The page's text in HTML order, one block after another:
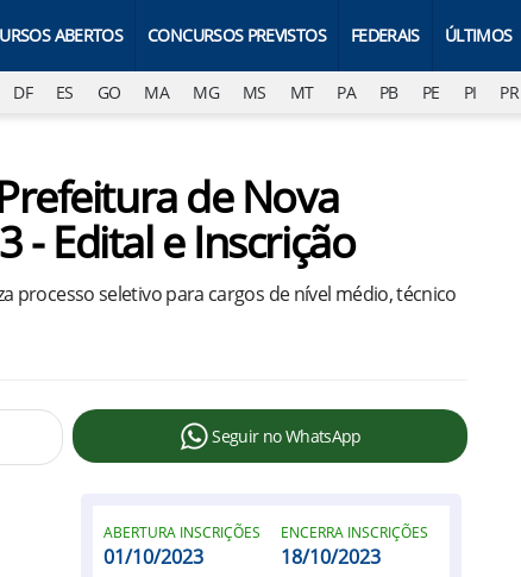
ABERTOS CONCURSOS PREVISTOS FEDERAIS ÚLTIMOS
DF ES GO MA MG MS MT PA PB PE PI PR
de Nova
- Edital e Inscrição
processo seletivo para cargos de nível médio, técnico
Seguir no WhatsApp
ABERTURA INSCRIÇÕES
01/10/2023
ENCERRA INSCRIÇÕES
18/10/2023